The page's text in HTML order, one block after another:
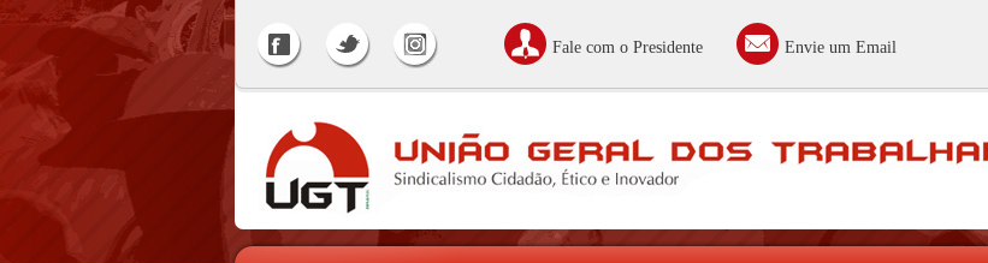
Fale com o Presidente Envie um Email